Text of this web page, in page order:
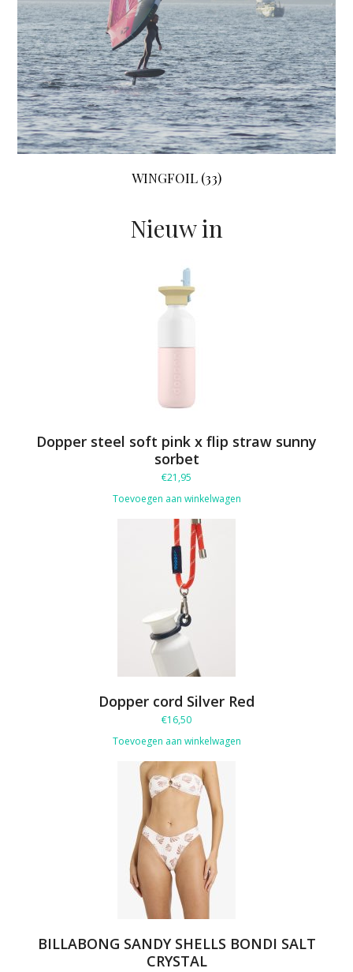
WINGFOIL (33)
Nieuw in
Dopper steel soft pink x flip straw sunny
sorbet
€21,95
Toevoegen aan winkelwagen
Dopper cord Silver Red
€16,50
Toevoegen aan winkelwagen
BILLABONG SANDY SHELLS BONDI SALT
CRYSTAL